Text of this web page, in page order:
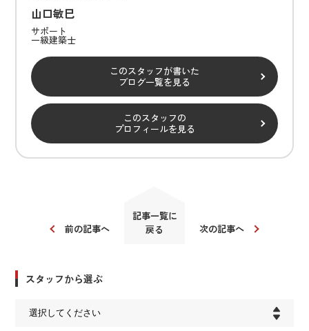
山口敏巳
サポート
一級建築士
このスタッフが書いた
ブログ一覧を見る
このスタッフの
プロフィールを見る
前の記事へ
記事一覧に
戻る
次の記事へ
スタッフから選ぶ